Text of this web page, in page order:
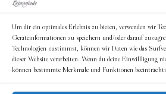
Um dir ein optimales Erlebnis zu bieten, verwenden wir
Geräteinformationen zu speichern und/oder darauf
Technologien zustimmst, können wir Daten wie das
dieser Website verarbeiten. Wenn du deine Einwillligung
können bestimmte Merkmale und Funktionen